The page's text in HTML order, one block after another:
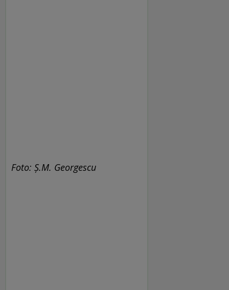
Foto: Ș.M. Georgescu